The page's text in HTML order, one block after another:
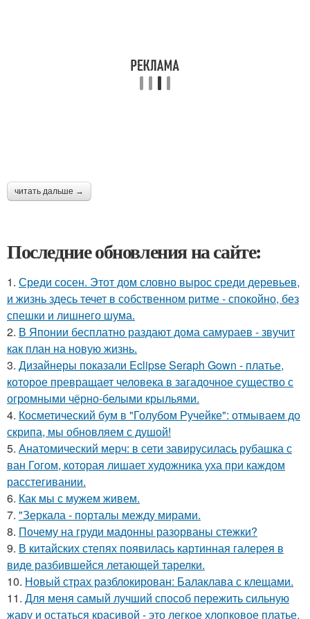
читать дальше →
Последние обновления на сайте:
1. Среди сосен. Этот дом словно вырос среди деревьев,
и жизнь здесь течет в собственном ритме - спокойно, без
спешки и лишнего шума.
2. В Японии бесплатно раздают дома самураев - звучит
как план на новую жизнь.
3. Дизайнеры показали Eclipse Seraph Gown - платье,
которое превращает человека в загадочное существо с
огромными чёрно-белыми крыльями.
4. Косметический бум в "Голубом Ручейке": отмываем до
скрипа, мы обновляем с душой!
5. Анатомический мерч: в сети завирусилась рубашка с
ван Гогом, которая лишает художника уха при каждом
расстегивании.
6. Как мы с мужем живем.
7. "Зеркала - порталы между мирами.
8. Почему на груди мадонны разорваны стежки?
9. В китайских степях появилась картинная галерея в
виде разбившейся летающей тарелки.
10. Новый страх разблокирован: Балаклава с клещами.
11. Для меня самый лучший способ пережить сильную
жару и остаться красивой - это легкое хлопковое платье.